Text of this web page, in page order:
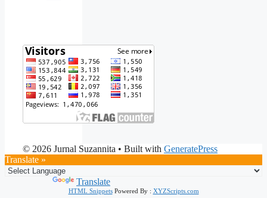
© 2026 Jurnal Suzannita • Built with GeneratePress
Translate »
Translate
HTML SnippetsPowered By : XYZScripts.com